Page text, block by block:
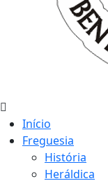
Início
Freguesia
História
Heráldica